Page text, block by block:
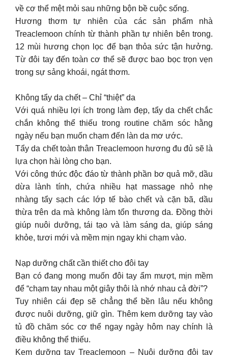
về cơ thể mệt mỏi sau những bộn bề cuộc sống.
Hương thơm tự nhiên của các sản phẩm nhà
Treaclemoon chính từ thành phần tự nhiên bên trong.
12 mùi hương chọn lọc để bạn thỏa sức tận hưởng.
Từ đôi tay đến toàn cơ thể sẽ được bao bọc trọn vẹn
trong sự sảng khoái, ngát thơm.
Không tẩy da chết – Chỉ “thiệt” da
Với quá nhiều lợi ích trong làm đẹp, tẩy da chết chắc
chắn không thể thiếu trong routine chăm sóc hằng
ngày nếu bạn muốn chạm đến làn da mơ ước.
Tẩy da chết toàn thân Treaclemoon hương đu đủ sẽ là
lựa chọn hài lòng cho bạn.
Với công thức độc đáo từ thành phần bơ quả mỡ, dầu
dừa lành tính, chứa nhiều hạt massage nhỏ nhẹ
nhàng tẩy sạch các lớp tế bào chết và cặn bã, dầu
thừa trên da mà không làm tổn thương da. Đồng thời
giúp nuôi dưỡng, tái tạo và làm sáng da, giúp sáng
khỏe, tươi mới và mềm mịn ngay khi chạm vào.
Nạp dưỡng chất cần thiết cho đôi tay
Bạn có đang mong muốn đôi tay ẩm mượt, mịn mềm
để “chạm tay nhau một giây thôi là nhớ nhau cả đời”?
Tuy nhiên cái đẹp sẽ chẳng thể bền lâu nếu không
được nuôi dưỡng, giữ gìn. Thêm kem dưỡng tay vào
tủ đồ chăm sóc cơ thể ngay ngày hôm nay chính là
điều không thể thiếu.
Kem dưỡng tay Treaclemoon – Nuôi dưỡng đôi tay